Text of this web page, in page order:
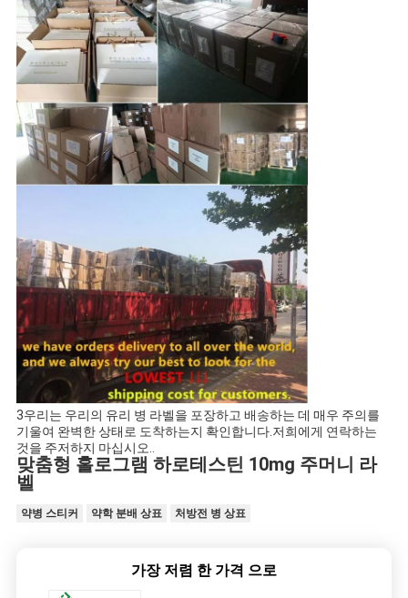
3우리는 우리의 유리 병 라벨을 포장하고 배송하는 데 매우 주의를
기울여 완벽한 상태로 도착하는지 확인합니다.저희에게 연락하는
것을 주저하지 마십시오..
맞춤형 홀로그램 하로테스틴 10mg 주머니 라
벨
약병 스티커 약학 분배 상표 처방전 병 상표
가장 저렴 한 가격 으로